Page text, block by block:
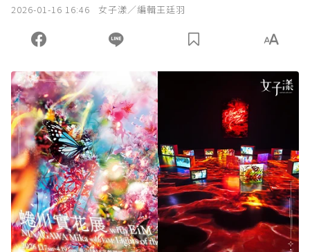
2026-01-16 16:46 女子漾／編輯王廷羽